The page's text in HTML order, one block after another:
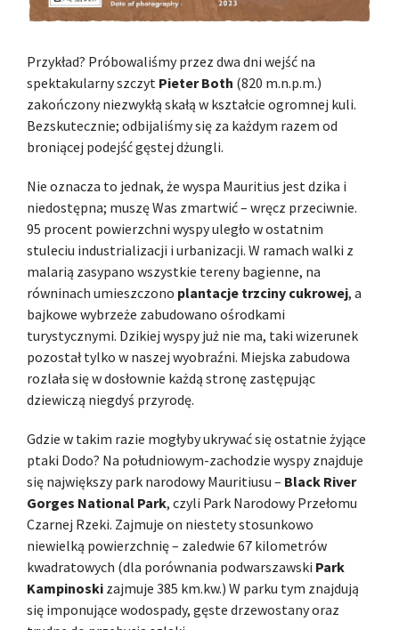
Przykład? Próbowaliśmy przez dwa dni wejść na
spektakularny szczyt Pieter Both (820 m.n.p.m.)
zakończony niezwykłą skałą w kształcie ogromnej kuli.
Bezskutecznie; odbijaliśmy się za każdym razem od
broniącej podejść gęstej dżungli.
Nie oznacza to jednak, że wyspa Mauritius jest dzika i
niedostępna; muszę Was zmartwić – wręcz przeciwnie.
95 procent powierzchni wyspy uległo w ostatnim
stuleciu industrializacji i urbanizacji. W ramach walki z
malarią zasypano wszystkie tereny bagienne, na
równinach umieszczono plantacje trzciny cukrowej, a
bajkowe wybrzeże zabudowano ośrodkami
turystycznymi. Dzikiej wyspy już nie ma, taki wizerunek
pozostał tylko w naszej wyobraźni. Miejska zabudowa
rozlała się w dosłownie każdą stronę zastępując
dziewiczą niegdyś przyrodę.
Gdzie w takim razie mogłyby ukrywać się ostatnie żyjące
ptaki Dodo? Na południowym-zachodzie wyspy znajduje
się największy park narodowy Mauritiusu – Black River
Gorges National Park, czyli Park Narodowy Przełomu
Czarnej Rzeki. Zajmuje on niestety stosunkowo
niewielką powierzchnię – zaledwie 67 kilometrów
kwadratowych (dla porównania podwarszawski Park
Kampinoski zajmuje 385 km.kw.) W parku tym znajdują
się imponujące wodospady, gęste drzewostany oraz